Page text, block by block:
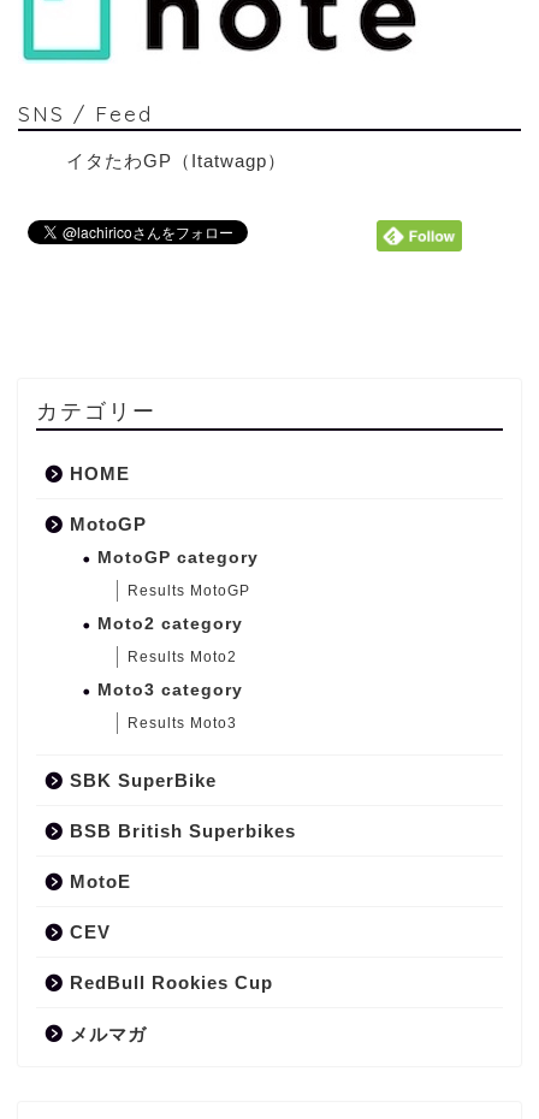
SNS / Feed
イタたわGP（Itatwagp）
カテゴリー
HOME
MotoGP
MotoGP category
Results MotoGP
Moto2 category
Results Moto2
Moto3 category
Results Moto3
SBK SuperBike
BSB British Superbikes
MotoE
CEV
RedBull Rookies Cup
メルマガ